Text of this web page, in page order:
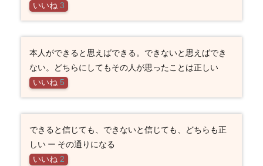
いいね 3
本人ができると思えばできる。できないと思えばでき
ない。どちらにしてもその人が思ったことは正しい
いいね 5
できると信じても、できないと信じても、どちらも正
しい ー その通りになる
いいね 2